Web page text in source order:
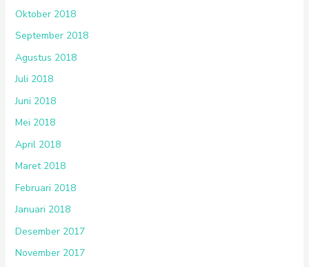
Oktober 2018
September 2018
Agustus 2018
Juli 2018
Juni 2018
Mei 2018
April 2018
Maret 2018
Februari 2018
Januari 2018
Desember 2017
November 2017